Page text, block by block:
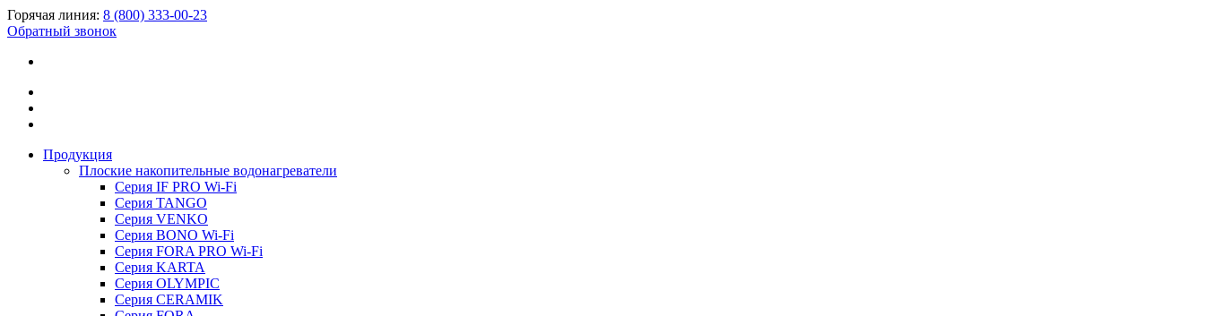
Горячая линия: 8 (800) 333-00-23
Обратный звонок
Продукция
Плоские накопительные водонагреватели
Серия IF PRO Wi-Fi
Серия TANGO
Серия VENKO
Серия BONO Wi-Fi
Серия FORA PRO Wi-Fi
Серия KARTA
Серия OLYMPIC
Серия CERAMIK